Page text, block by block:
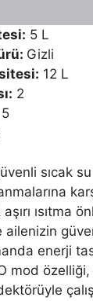
5 L
Gizli
12 L
2
5
sıcak su
ısıtma
ailenizin
enerji
mod özelliği,